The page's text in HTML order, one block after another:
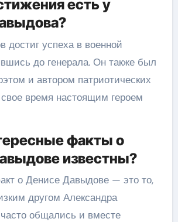
есть у
достиг успеха в военной
до генерала. Он также был
и автором патриотических
свое время настоящим героем
факты о
известны?
о Денисе Давыдове — это то,
другом Александра
общались и вместе